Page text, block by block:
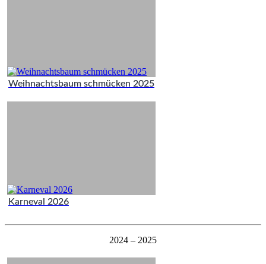
Weihnachtsbaum schmücken 2025
Karneval 2026
2024 – 2025